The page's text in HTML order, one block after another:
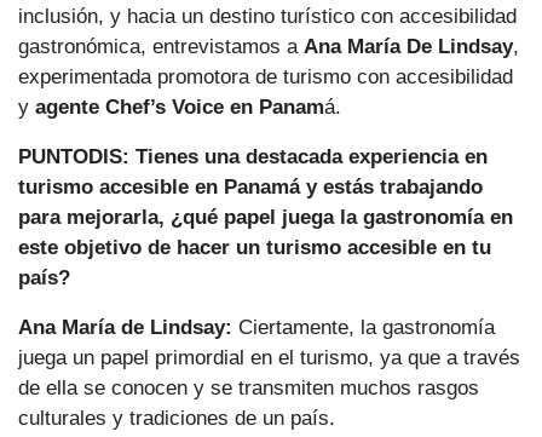
inclusión, y hacia un destino turístico con accesibilidad
gastronómica, entrevistamos a Ana María De Lindsay,
experimentada promotora de turismo con accesibilidad
y agente Chef’s Voice en Panamá.
PUNTODIS: Tienes una destacada experiencia en
turismo accesible en Panamá y estás trabajando
para mejorarla, ¿qué papel juega la gastronomía en
este objetivo de hacer un turismo accesible en tu
país?
Ana María de Lindsay: Ciertamente, la gastronomía
juega un papel primordial en el turismo, ya que a través
de ella se conocen y se transmiten muchos rasgos
culturales y tradiciones de un país.